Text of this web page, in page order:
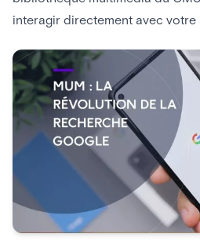
interagir directement avec votre